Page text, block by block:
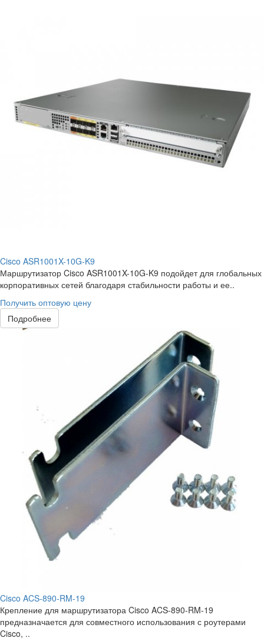
Cisco ASR1001X-10G-K9
Маршрутизатор Cisco ASR1001X-10G-K9 подойдет для глобальных
корпоративных сетей благодаря стабильности работы и ее..
Получить оптовую цену
Подробнее
Cisco ACS-890-RM-19
Крепление для маршрутизатора Cisco ACS-890-RM-19
предназначается для совместного использования с роутерами
Cisco, ..